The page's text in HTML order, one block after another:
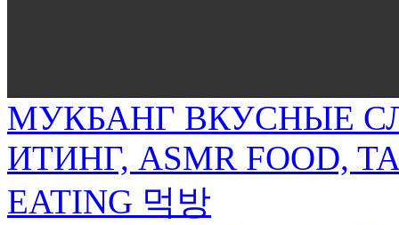
МУКБАНГ ВКУСНЫЕ
ИТИНГ, ASMR FOOD,
EATING 먹방